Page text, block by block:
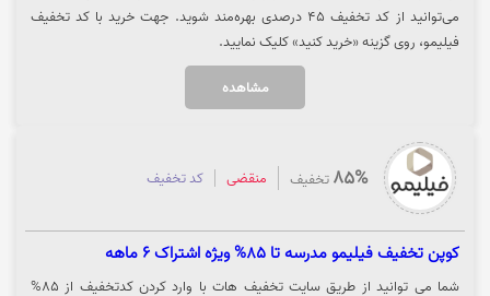
می‌توانید از کد تخفیف ۴۵ درصدی بهره‌مند شوید. جهت خرید با کد تخفیف
فیلیمو، روی گزینه «خرید کنید» کلیک نمایید.
مشاهده
85% تخفیف منقضی کد تخفیف
کوپن تخفیف فیلیمو مدرسه تا 85% ویژه اشتراک 6 ماهه
شما می توانید از طریق سایت تخفیف هات با وارد کردن کدتخفیف از 85%